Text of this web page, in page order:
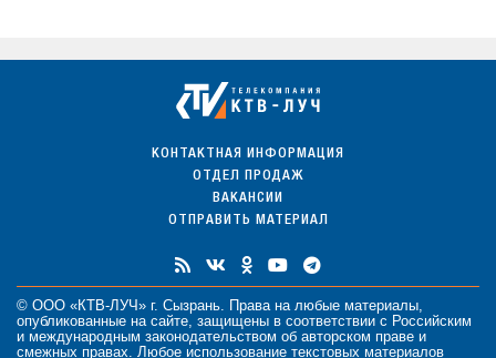
КОНТАКТНАЯ ИНФОРМАЦИЯ
ОТДЕЛ ПРОДАЖ
ВАКАНСИИ
ОТПРАВИТЬ МАТЕРИАЛ
© ООО «КТВ-ЛУЧ» г. Сызрань. Права на любые материалы
опубликованные на сайте, защищены в соответствии с Российским
и международным законодательством об авторском праве и
смежных правах. Любое использование текстовых материалов